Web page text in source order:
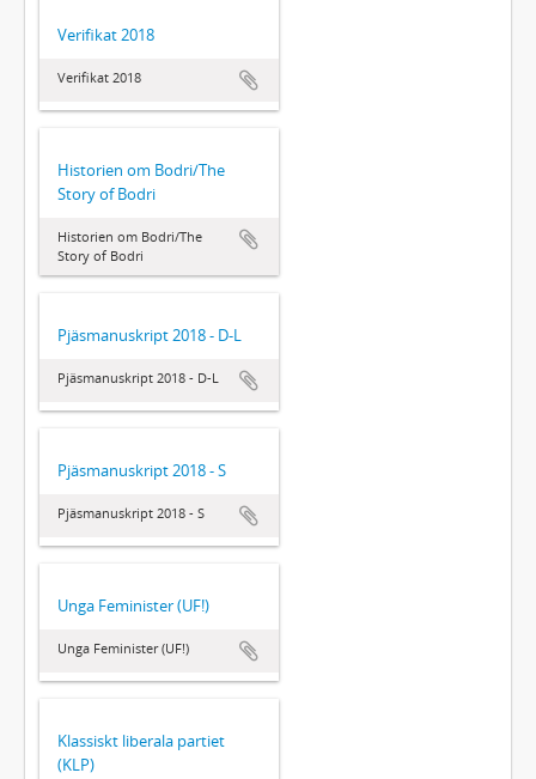
Verifikat 2018
Verifikat 2018
Historien om Bodri/The
Story of Bodri
Historien om Bodri/The
Story of Bodri
Pjäsmanuskript 2018 - D-L
Pjäsmanuskript 2018 - D-L
Pjäsmanuskript 2018 - S
Pjäsmanuskript 2018 - S
Unga Feminister (UF!)
Unga Feminister (UF!)
Klassiskt liberala partiet
(KLP)